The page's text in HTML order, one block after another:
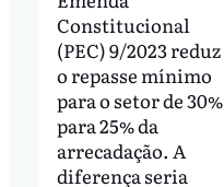
Constitucional
(PEC) 9/2023 reduz
o repasse mínimo
para o setor de 30%
para 25% da
arrecadação. A
diferença seria